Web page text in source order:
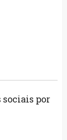
sociais por